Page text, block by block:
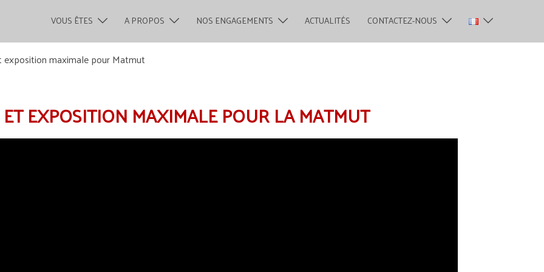
VOUS ÊTES A PROPOS NOS ENGAGEMENTS ACTUALITÉS CONTACTEZ-NOUS
exposition maximale pour Matmut
EXPOSITION MAXIMALE POUR LA MATMUT